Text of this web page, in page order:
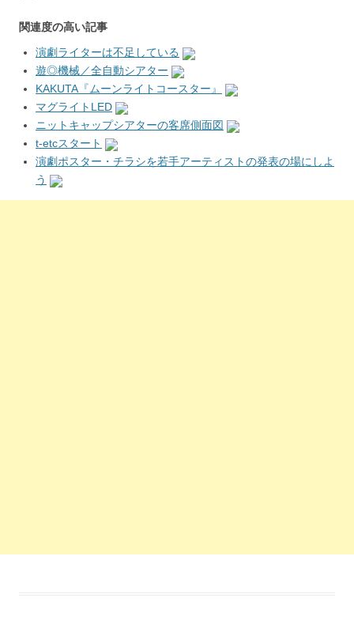
関連度の高い記事
演劇ライターは不足している
遊◎機械／全自動シアター
KAKUTA『ムーンライトコースター』
マグライトLED
ニットキャップシアターの客席側面図
t-etcスタート
演劇ポスター・チラシを若手アーティストの発表の場にしよ
う